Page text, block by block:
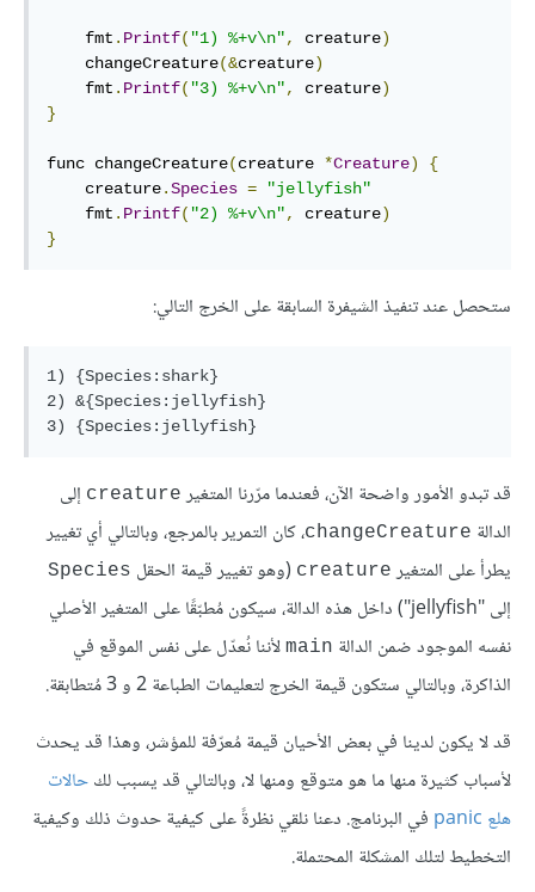
    fmt
. Printf( "1) %+v\n", creature)
    changeCreature
(&creature)
    fmt
. Printf( "3) %+v\n", creature)
}
func changeCreature(creature *Creature)
{
    creature
.Species =
"jellyfish"
    fmt
. Printf( "2) %+v\n", creature)
}
ستحصل عند تنفيذ الشيفرة السابقة على الخرج التالي:
1) {Species:shark}
2) &{Species:jellyfish}
قد تبدو الأمور واضحة الآن، فعندما مرّرنا المتغير creature إلى
الدالة changeCreature، كان التمرير بالمرجع، وبالتالي أي تغيير
يطرأ على المتغير creature (وهو تغيير قيمة الحقل Species
إلى "jellyfish") داخل هذه الدالة، سيكون مُطبّقًا على المتغير الأصلي
نفسه الموجود ضمن الدالة main لأننا نُعدّل على نفس الموقع في
الذاكرة، وبالتالي ستكون قيمة الخرج لتعليمات الطباعة 2 و 3 مُتطابقة.
قد لا يكون لدينا في بعض الأحيان قيمة مُعرّفة للمؤشر، وهذا قد يحدث
لأسباب كثيرة منها ما هو متوقع ومنها لا، وبالتالي قد يسبب لكحالات
هلع panic
في البرنامج. دعنا نلقي نظرةً على كيفية حدوث ذلك وكيفية
التخطيط لتلك المشكلة المحتملة.